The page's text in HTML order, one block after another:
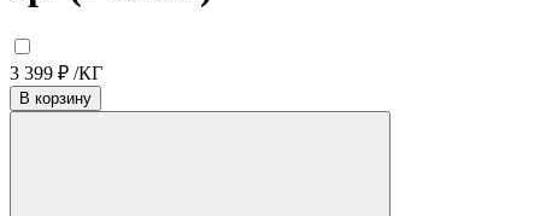
3 399 ₽ /КГ
В корзину